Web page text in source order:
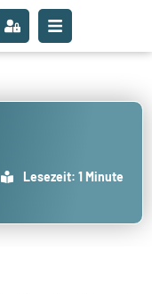
Lesezeit: 1 Minute